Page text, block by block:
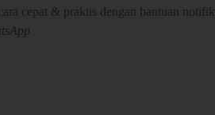
cepat & praktis dengan bantuan